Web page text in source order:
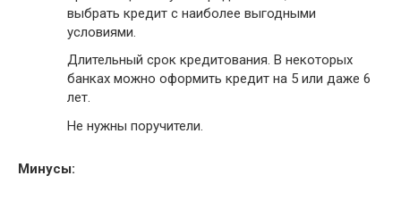
выбрать кредит с наиболее выгодными
условиями.
Длительный срок кредитования. В некоторых
банках можно оформить кредит на 5 или даже 6
лет.
Не нужны поручители.
Минусы: